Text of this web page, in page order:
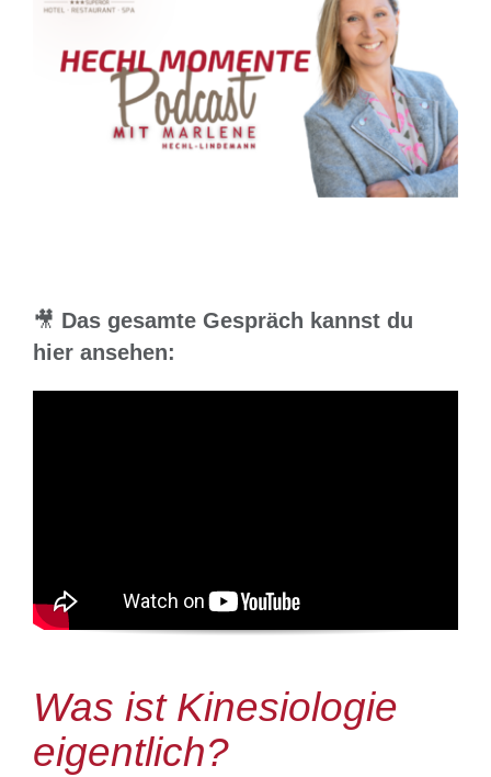
🎥 Das gesamte Gespräch kannst du
hier ansehen:
Was ist Kinesiologie
eigentlich?